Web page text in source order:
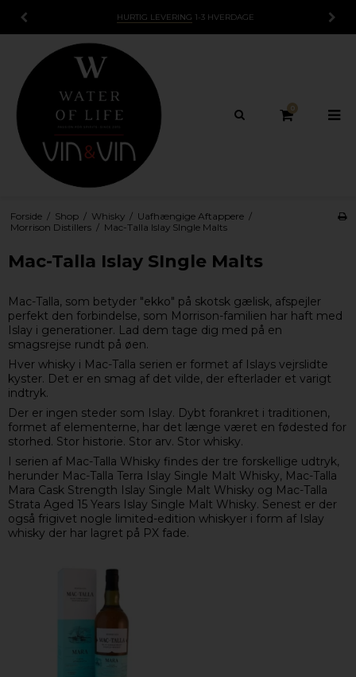
HURTIG LEVERING 1-3 HVERDAGE
0
Forside / Shop / Whisky / Uafhængige Aftappere /
Morrison Distillers / Mac-Talla Islay SIngle Malts
Mac-Talla Islay SIngle Malts
Mac-Talla, som betyder "ekko" på skotsk gælisk, afspejler
perfekt den forbindelse, som Morrison-familien har haft med
Islay i generationer. Lad dem tage dig med på en
smagsrejse rundt på øen.
Hver whisky i Mac-Talla serien er formet af Islays vejrslidte
kyster. Det er en smag af det vilde, der efterlader et varigt
indtryk.
Der er ingen steder som Islay. Dybt forankret i traditionen,
formet af elementerne, har det længe været en fødested for
storhed. Stor historie. Stor arv. Stor whisky.
I serien af Mac-Talla Whisky findes der tre forskellige udtryk,
herunder Mac-Talla Terra Islay Single Malt Whisky, Mac-Talla
Mara Cask Strength Islay Single Malt Whisky og Mac-Talla
Strata Aged 15 Years Islay Single Malt Whisky. Senest er der
også frigivet nogle limited-edition whiskyer i form af Islay
whisky der har lagret på PX fade.